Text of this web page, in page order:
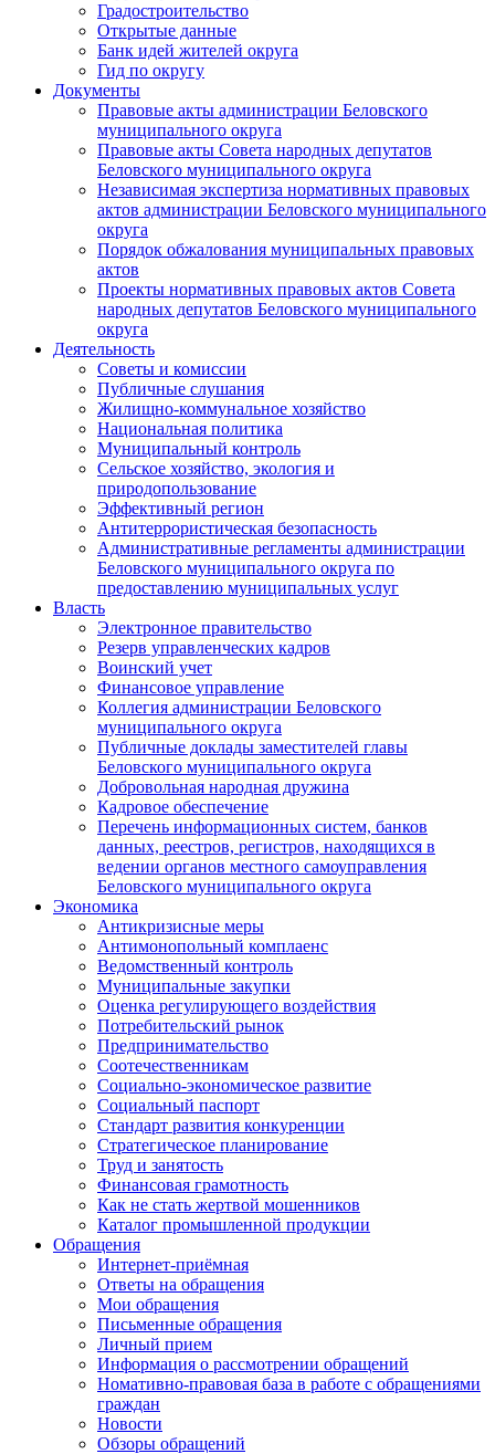
Градостроительство
Открытые данные
Банк идей жителей округа
Гид по округу
Документы
Правовые акты администрации Беловского
муниципального округа
Правовые акты Совета народных депутатов
Беловского муниципального округа
Независимая экспертиза нормативных правовых
актов администрации Беловского муниципального
округа
Порядок обжалования муниципальных правовых
актов
Проекты нормативных правовых актов Совета
народных депутатов Беловского муниципального
округа
Деятельность
Советы и комиссии
Публичные слушания
Жилищно-коммунальное хозяйство
Национальная политика
Муниципальный контроль
Сельское хозяйство, экология и
природопользование
Эффективный регион
Антитеррористическая безопасность
Административные регламенты администрации
Беловского муниципального округа по
предоставлению муниципальных услуг
Власть
Электронное правительство
Резерв управленческих кадров
Воинский учет
Финансовое управление
Коллегия администрации Беловского
муниципального округа
Публичные доклады заместителей главы
Беловского муниципального округа
Добровольная народная дружина
Кадровое обеспечение
Перечень информационных систем, банков
данных, реестров, регистров, находящихся в
ведении органов местного самоуправления
Беловского муниципального округа
Экономика
Антикризисные меры
Антимонопольный комплаенс
Ведомственный контроль
Муниципальные закупки
Оценка регулирующего воздействия
Потребительский рынок
Предпринимательство
Соотечественникам
Социально-экономическое развитие
Социальный паспорт
Стандарт развития конкуренции
Стратегическое планирование
Труд и занятость
Финансовая грамотность
Как не стать жертвой мошенников
Каталог промышленной продукции
Обращения
Интернет-приёмная
Ответы на обращения
Мои обращения
Письменные обращения
Личный прием
Информация о рассмотрении обращений
Номативно-правовая база в работе с обращениями
граждан
Новости
Обзоры обращений